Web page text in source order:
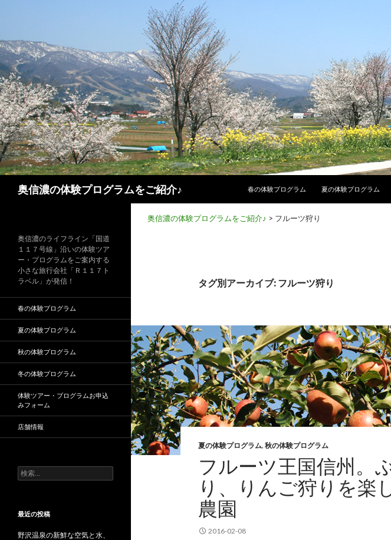
奥信濃の体験プログラムをご紹介♪
春の体験プログラム
夏の体験プログラム
奥信濃の体験プログラムをご紹介♪ > フルーツ狩り
タグ別アーカイブ: フルーツ狩り
夏の体験プログラム, 秋の体験プログラム
フルーツ王国信州。
り、りんご狩りを楽
農園
2016-02-08
奥信濃のライフライン「国道
１１７号線」沿いの体験ツア
ー・プログラムをご案内する
小さな旅行会社「Ｒ１１７ト
ラベル」が発信！
春の体験プログラム
夏の体験プログラム
秋の体験プログラム
冬の体験プログラム
体験ツアー・プログラムお申込
みフォーム
店舗情報
検
索
最近の投稿
野沢温泉の新鮮な空気と水、